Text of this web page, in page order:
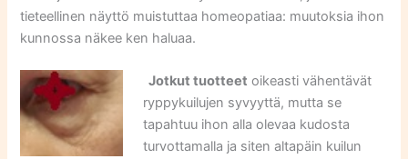
tieteellinen näyttö muistuttaa homeopatiaa: muutoksia ihon
kunnossa näkee ken haluaa.
Jotkut tuotteet oikeasti vähentävät
ryppykuilujen syvyyttä, mutta se
tapahtuu ihon alla olevaa kudosta
turvottamalla ja siten altapäin kuilun